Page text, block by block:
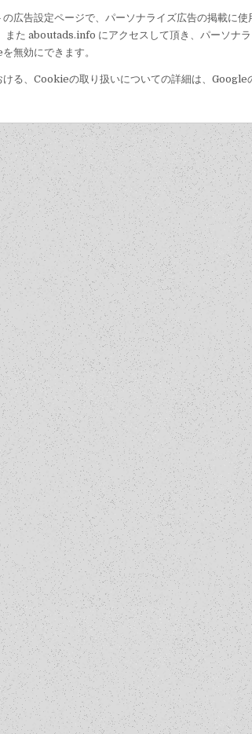
広告設定ページで、パーソナライズ広告の掲載に
た aboutads.info にアクセスして頂き、パーソナ
無効にできます。
る、Cookieの取り扱いについての詳細は、Google